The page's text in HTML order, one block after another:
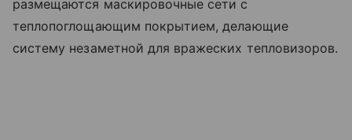
размещаются маскировочные сети с
теплопоглощающим покрытием, делающие
систему незаметной для вражеских тепловизоров.